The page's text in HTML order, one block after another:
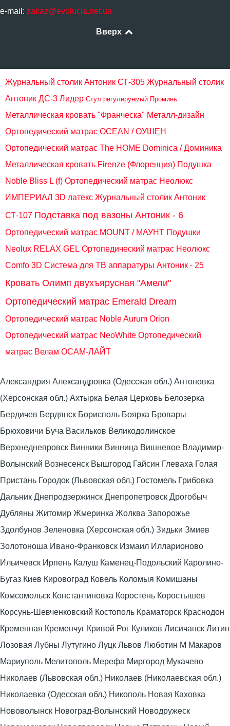
e-mail: zakaz@evolucia.net.ua
Вверх
Журнальный столик Антоник СТ-305 Журнальный столик
Антоник ДС-3 Лидер Стул регулируемый Проминь
Металлическая кровать "Франческа" Металл-дизайн
Ортопедический матрас OCEAN / ОУШЕН
Ортопедический матрас The HOME Dominica / Доминика
Металлическая кровать Firenze (Флоренция) Подушка
Noble Bliss L (f) Ортопедический матрас Неолюкс
ИМПЕРИАЛ 3D латекс Журнальный столик Антоник
СТ-107 Подставка под вазоны Антоник - 6
Ортопедический матрас MOUNT / МАУНТ Подушки
Neolux RELAX GEL Ортопедический матрас Неолюкс
Comfo 3D Система для ТВ аппаратуры Антоник - 25
Кровать Олимп двухъярусная "Амели"
Ортопедический матрас Emerald Dream
Ортопедический матрас Noble Aurum Orion
Ортопедический матрас NeoWhite Ортопедический
матрас Велам ОСАМ-ЛАЙТ
Александрия Александровка (Одесская обл.) Антоновка
(Херсонская обл.) Ахтырка Белая Церковь Белозерка
Бердичев Бердянск Борисполь Боярка Бровары
Брюховичи Буча Васильков Великодолинское
Верхнеднепровск Винники Винница Вишневое Владимир-
Волынский Вознесенск Вышгород Гайсин Глеваха Голая
Пристань Городок (Львовская обл.) Гостомель Грибовка
Дальник Днепродзержинск Днепропетровск Дрогобыч
Дубляны Житомир Жмеринка Жолква Запорожье
Здолбунов Зеленовка (Херсонская обл.) Зидьки Змиев
Золотоноша Ивано-Франковск Измаил Илларионово
Ильичевск Ирпень Калуш Каменец-Подольский Каролино-
Бугаз Киев Кировоград Ковель Коломыя Комишаны
Комсомольск Константиновка Коростень Коростышев
Корсунь-Шевченковский Костополь Краматорск Краснодон
Кременная Кременчуг Кривой Рог Куликов Лисичанск Литин
Лозовая Лубны Лутугино Луцк Львов Люботин М Макаров
Мариуполь Мелитополь Мерефа Миргород Мукачево
Николаев (Львовская обл.) Николаев (Николаевская обл.)
Николаевка (Одесская обл.) Никополь Новая Каховка
Нововолынск Новоград-Волынский Новодружеск